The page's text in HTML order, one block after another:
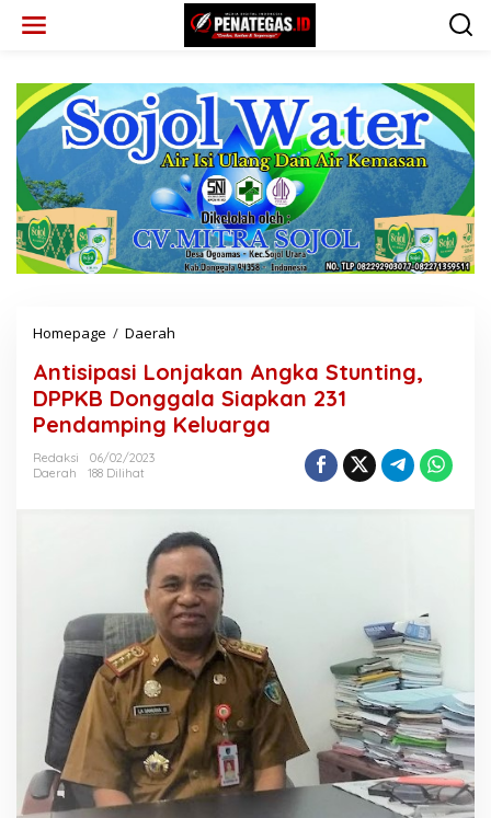
Homepage / Daerah
t
i
s
i
i
L
o
n
j
a
k
a
n
A
n
g
k
a
S
t
Antisipasi Lonjakan Angka Stunting,
DPPKB Donggala Siapkan 231
Pendamping Keluarga
Redaksi
06/02/2023
Daerah
188 Dilihat